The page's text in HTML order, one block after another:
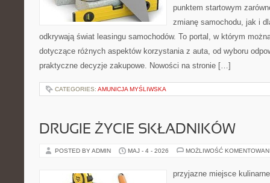
punktem startowym
zmianę samochodu, jak i
odkrywają świat leasingu samochodów. To portal, w którym
dotyczące różnych aspektów korzystania z auta, od wyboru
praktyczne decyzje zakupowe. Nowości na stronie […]
CATEGORIES: AMUNICJA MYŚLIWSKA
DRUGIE ŻYCIE SKŁADNIKÓW
POSTED BY ADMIN MAJ - 4 - 2026 MOŻLIWOŚĆ
przyjazne miejsce